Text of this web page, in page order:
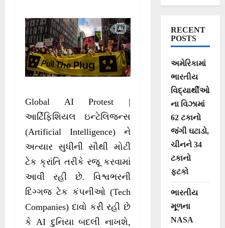
આંધણ વચ્ચે
અબજો ડોલરના ડેટા
સેન્ટર પ્રોજેક્ટ્સ
કેન્સલ
Global AI Protest |
આર્ટિફિશિયલ ઇન્ટેલિજન્સ
(Artificial Intelligence) ને
અત્યાર સુધીની સૌથી મોટી
ટેક ક્રાંતિ તરીકે રજૂ કરવામાં
આવી રહી છે. વિશ્વભરની
દિગ્ગજ ટેક કંપનીઓ (Tech
Companies) દાવો કરી રહી છે
કે AI દુનિયા બદલી નાખશે,
RECENT
POSTS
અમેરિકામાં
ભારતીય
વિદ્યાર્થીઓ
ના વિઝામાં
62 ટકાનો
જંગી ઘટાડો,
ચીનને 34
ટકાનો
ફટકો
ભારતીય
મૂળના
NASA